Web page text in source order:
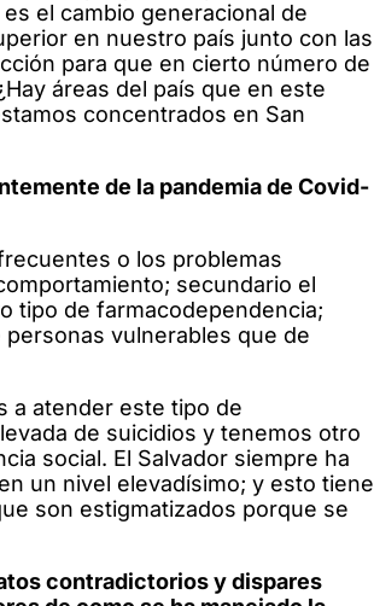
el cambio generacional de
en nuestro país junto con las
para que en cierto número de
áreas del país que en este
concentrados en San
de la pandemia de Covid-
o los problemas
secundario el
tipo de farmacodependencia;
vulnerables que de
a atender este tipo de
de suicidios y tenemos otro
social. El Salvador siempre ha
un nivel elevadísimo; y esto tiene
son estigmatizados porque se
contradictorios y dispares